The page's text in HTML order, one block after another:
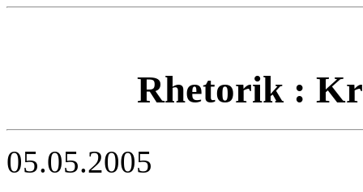
Rhetorik :
05.05.2005